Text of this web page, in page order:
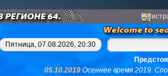
картингом, у вас не
Пятница, 07.08.2026, 20:30
05.10.2019 Осеннее время 2019.